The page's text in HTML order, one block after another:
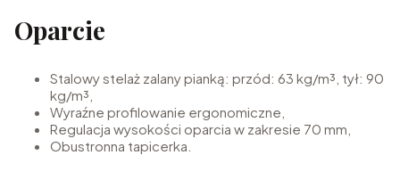
Oparcie
Stalowy stelaż zalany pianką: przód: 63 kg/m³, tył: 90
kg/m³,
Wyraźne profilowanie ergonomiczne,
Regulacja wysokości oparcia w zakresie 70 mm,
Obustronna tapicerka.